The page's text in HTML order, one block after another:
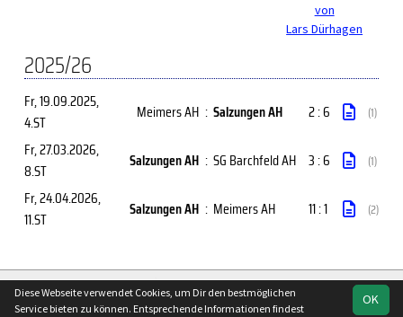
von
Lars Dürhagen
2025/26
Fr, 19.09.2025,
4.ST
Meimers AH : Salzungen AH 2 : 6 (1)
Fr, 27.03.2026,
8.ST
Salzungen AH : SG Barchfeld AH 3 : 6 (1)
Fr, 24.04.2026,
11.ST
Salzungen AH : Meimers AH 11 : 1 (2)
soccero.de
OK
Diese Webseite verwendet Cookies, um Dir den bestmöglichen
Service bieten zu können. Entsprechende Informationen findest